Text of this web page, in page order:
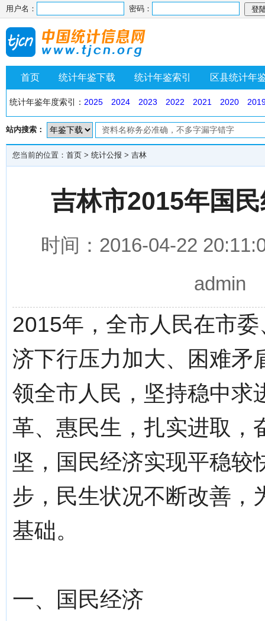
用户名： 密码：
首页 统计年鉴下载 统计年鉴索引 区县统计年
统计年鉴年度索引： 2025 2024 2023 2022 2021 2020
站内搜索：
您当前的位置： 首页 > 统计公报 > 吉林
吉林市2015年国
时间：2016-04-22
admin
2015年，全市人民在市
济下行压力加大、困难矛
领全市人民，坚持稳中求
革、惠民生，扎实进取，
坚，国民经济实现平稳较
步，民生状况不断改善，
基础。
一、国民经济